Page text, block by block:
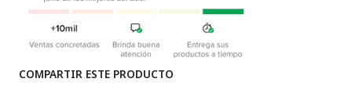
COMPARTIR ESTE PRODUCTO